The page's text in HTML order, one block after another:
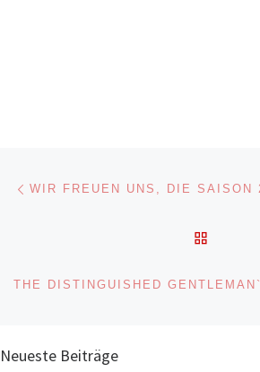
Beitragsnavigation
Neueste Beiträge